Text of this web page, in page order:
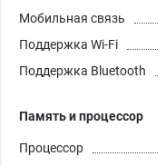
Мобильная связь
Поддержка Wi-Fi
Поддержка Bluetooth
Память и процессор
Процессор